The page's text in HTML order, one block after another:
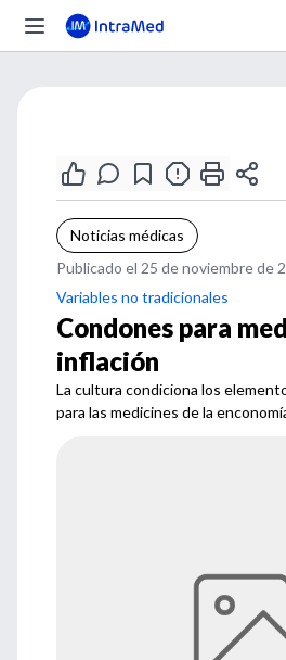
Noticias médicas
Publicado el 25 de noviembre de
Variables no tradicionales
Condones para
inflación
La cultura condiciona los
para las medicines de la